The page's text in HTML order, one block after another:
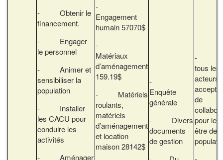
- Obtenir le
financement.
- Engager
le personnel
- Animer et
sensibiliser la
population
- Installer
les CACU pour
conduire les
activités
- Aménager
-
Engagement
humain 57070$
-
Matériaux
d’aménagement
159.19$
- Matériels
roulants,
matériels
d’aménagement
et location
maison 28142$
-
Enquête
générale
- Divers
documents
de gestion
-
tous les
acteurs
de
pour le
être de